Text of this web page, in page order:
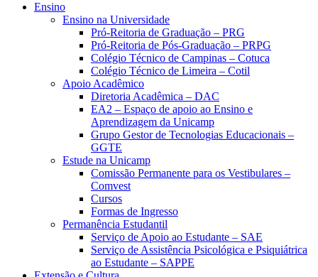
Ensino
Ensino na Universidade
Pró-Reitoria de Graduação – PRG
Pró-Reitoria de Pós-Graduação – PRPG
Colégio Técnico de Campinas – Cotuca
Colégio Técnico de Limeira – Cotil
Apoio Acadêmico
Diretoria Acadêmica – DAC
EA2 – Espaço de apoio ao Ensino e
Aprendizagem da Unicamp
Grupo Gestor de Tecnologias Educacionais –
GGTE
Estude na Unicamp
Comissão Permanente para os Vestibulares –
Comvest
Cursos
Formas de Ingresso
Permanência Estudantil
Serviço de Apoio ao Estudante – SAE
Serviço de Assistência Psicológica e Psiquiátrica
ao Estudante – SAPPE